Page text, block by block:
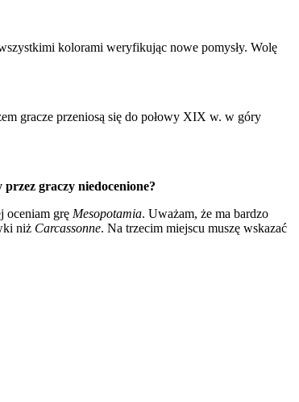
kolorami weryfikując nowe pomysły. Wolę
gracze przeniosą się do połowy XIX w. w góry
przez graczy niedocenione?
oceniam grę Mesopotamia. Uważam, że ma bardzo
niż Carcassonne. Na trzecim miejscu muszę wskazać